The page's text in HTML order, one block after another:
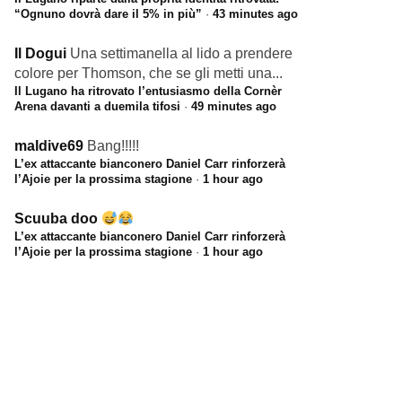
“Ognuno dovrà dare il 5% in più” · 43 minutes ago
Il Dogui Una settimanella al lido a prendere
colore per Thomson, che se gli metti una...
Il Lugano ha ritrovato l’entusiasmo della Cornèr
Arena davanti a duemila tifosi · 49 minutes ago
maldive69 Bang!!!!!
L’ex attaccante bianconero Daniel Carr rinforzerà
l’Ajoie per la prossima stagione · 1 hour ago
Scuuba doo
L’ex attaccante bianconero Daniel Carr rinforzerà
l’Ajoie per la prossima stagione · 1 hour ago